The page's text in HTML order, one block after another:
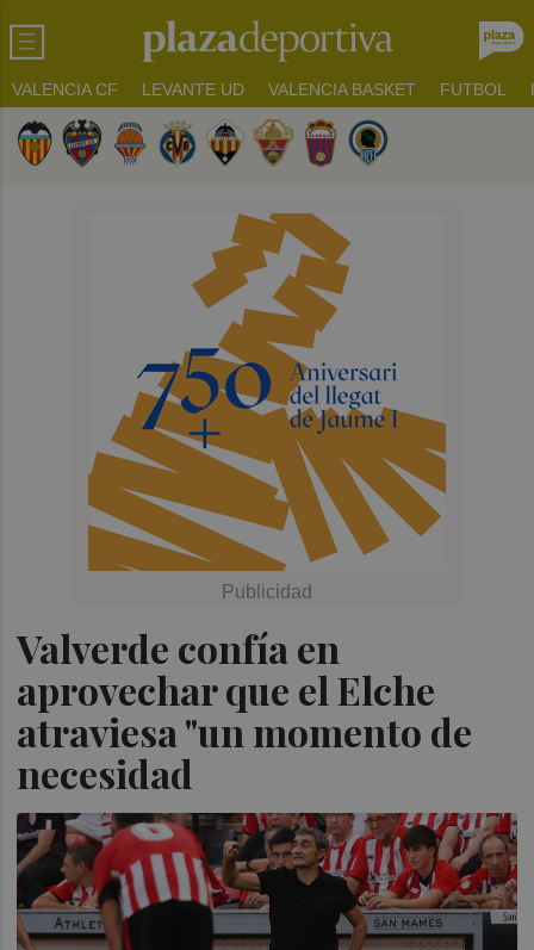
VALENCIA CF LEVANTE UD VALENCIA BASKET FUTBOL
Valverde confía en
aprovechar que el Elche
atraviesa "un momento de
necesidad